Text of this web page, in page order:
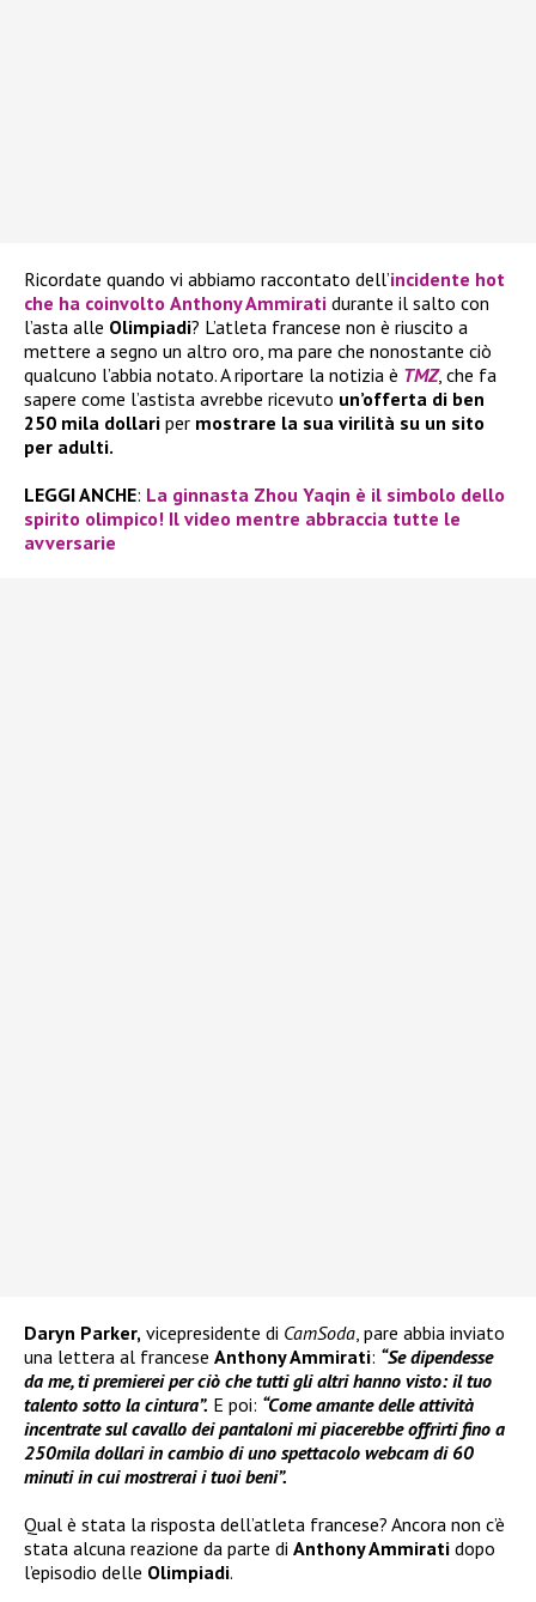
Ricordate quando vi abbiamo raccontato dell’incidente hot
che ha coinvolto Anthony Ammirati durante il salto con
l’asta alle Olimpiadi? L’atleta francese non è riuscito a
mettere a segno un altro oro, ma pare che nonostante ciò
qualcuno l’abbia notato. A riportare la notizia è TMZ, che fa
sapere come l’astista avrebbe ricevuto un’offerta di ben
250 mila dollari per mostrare la sua virilità su un sito
per adulti.
LEGGI ANCHE: La ginnasta Zhou Yaqin è il simbolo dello
spirito olimpico! Il video mentre abbraccia tutte le
avversarie
Daryn Parker, vicepresidente di CamSoda, pare abbia inviato
una lettera al francese Anthony Ammirati: “Se dipendesse
da me, ti premierei per ciò che tutti gli altri hanno visto: il tuo
talento sotto la cintura”. E poi: “Come amante delle attività
incentrate sul cavallo dei pantaloni mi piacerebbe offrirti fino a
250mila dollari in cambio di uno spettacolo webcam di 60
minuti in cui mostrerai i tuoi beni”.
Qual è stata la risposta dell’atleta francese? Ancora non c’è
stata alcuna reazione da parte di Anthony Ammirati dopo
l’episodio delle Olimpiadi.